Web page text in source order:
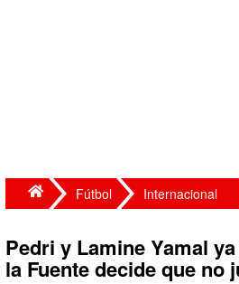
Fútbol Internacional
Pedri y Lamine Yamal
la Fuente decide que no